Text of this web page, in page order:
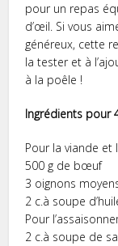
pour un repas
d’œil. Si vous
généreux, cette
la tester et à
à la poêle !
Ingrédients pour
Pour la viande et
500 g de bœuf
3 oignons
2 c.à soupe
Pour
2 c.à soupe de